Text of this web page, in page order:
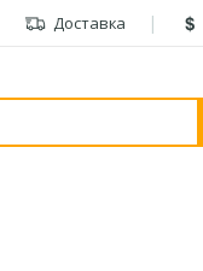
Доставка